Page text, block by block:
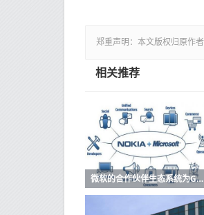
郑重声明：本文版权归原作
相关推荐
微软的合作伙伴生态系统为GDPR做准备